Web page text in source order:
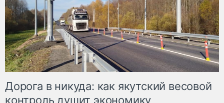
Дорога в никуда: как якутский весовой
контроль душит экономику